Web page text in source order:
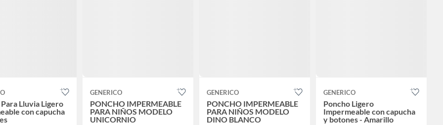
Lluvia Ligero
con capucha
GENERICO
PONCHO IMPERMEABLE
PARA NIÑOS MODELO
UNICORNIO
GENERICO
PONCHO IMPERMEABLE
PARA NIÑOS MODELO
DINO BLANCO
GENERICO
Poncho Ligero
Impermeable con capucha
y botones - Amarillo